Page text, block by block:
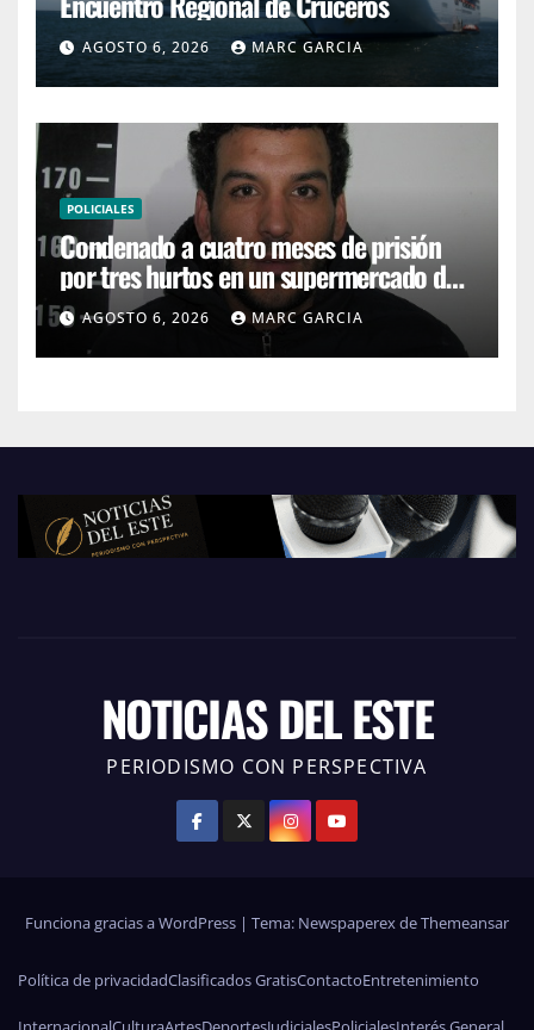
AGOSTO 6, 2026 MARC GARCIA
POLICIALES
Condenado a cuatro meses de prisión
por tres hurtos en un supermercado de
San Carlos
AGOSTO 6, 2026 MARC GARCIA
NOTICIAS DEL ESTE
PERIODISMO CON PERSPECTIVA
Funciona gracias a WordPress | Tema: Newspaperex deThemeansar
Política de privacidadClasificados GratisContactoEntretenimiento